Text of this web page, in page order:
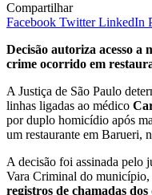
Compartilhar
Facebook Twitter LinkedIn
Decisão autoriza acesso a
crime ocorrido em
A Justiça de São Paulo
linhas ligadas ao médico
por duplo homicídio após
um restaurante em Barueri,
A decisão foi assinada pelo
Vara Criminal do município,
registros de chamadas